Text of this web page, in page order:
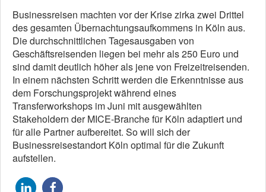
Businessreisen machten vor der Krise zirka zwei Drittel
des gesamten Übernachtungsaufkommens in Köln aus.
Die durchschnittlichen Tagesausgaben von
Geschäftsreisenden liegen bei mehr als 250 Euro und
sind damit deutlich höher als jene von Freizeitreisenden.
In einem nächsten Schritt werden die Erkenntnisse aus
dem Forschungsprojekt während eines
Transferworkshops im Juni mit ausgewählten
Stakeholdern der MICE-Branche für Köln adaptiert und
für alle Partner aufbereitet. So will sich der
Businessreisestandort Köln optimal für die Zukunft
aufstellen.